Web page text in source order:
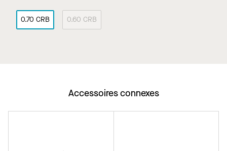
0.70 CRB 0.60 CRB
Accessoires connexes